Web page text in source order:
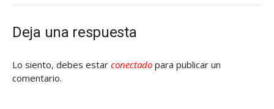
Deja una respuesta
Lo siento, debes estar conectado para publicar un
comentario.